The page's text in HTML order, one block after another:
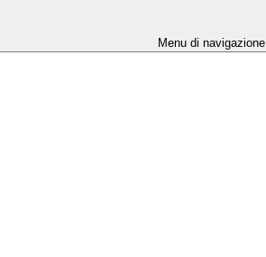
Menu di navigazione